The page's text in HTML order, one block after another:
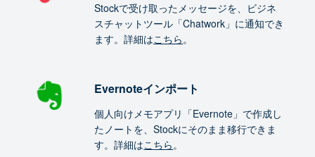
Stockで受け取ったメッセージを、ビジネ
スチャットツール「Chatwork」に通知でき
ます。詳細はこちら。
Evernoteインポート
個人向けメモアプリ「Evernote」で作成し
たノートを、Stockにそのまま移行できま
す。詳細はこちら。